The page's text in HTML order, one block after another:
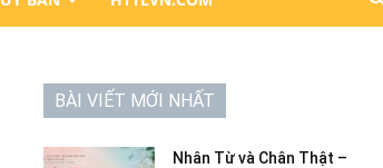
BÀI VIẾT MỚI NHẤT
Nhân Từ và Chân Thật –